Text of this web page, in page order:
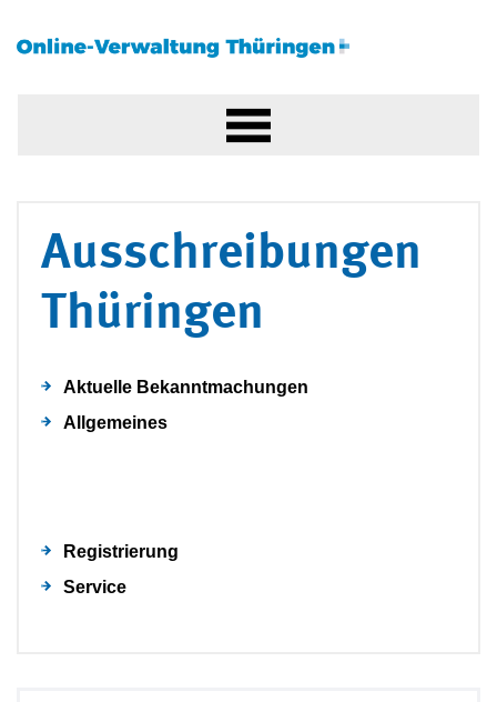
Ausschreibungen
Thüringen
Aktuelle Bekanntmachungen
Allgemeines
Registrierung
Service